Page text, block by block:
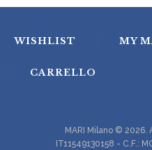
WISHLIST MY
CARRELLO
MARI Milano © 2026.
IT11549130158 - C.F.: